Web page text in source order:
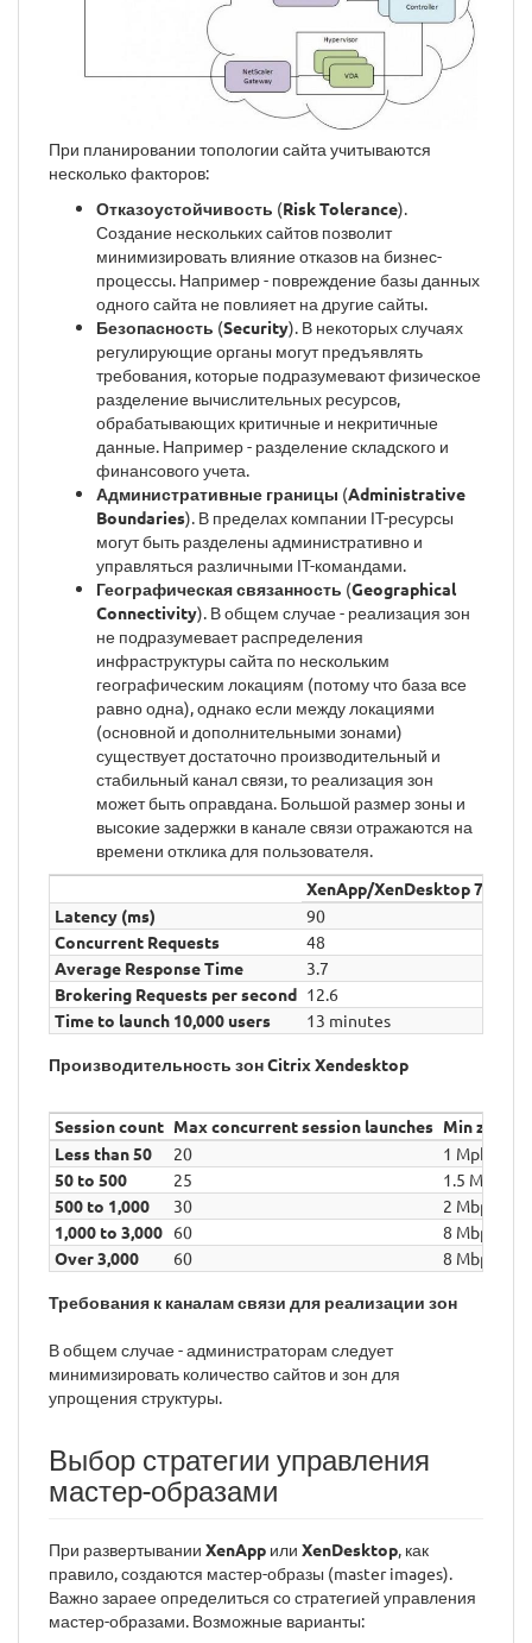
При планировании топологии сайта учитываются
несколько факторов:
Отказоустойчивость (Risk Tolerance).
Создание нескольких сайтов позволит
минимизировать влияние отказов на бизнес-
процессы. Например - повреждение базы данных
одного сайта не повлияет на другие сайты.
Безопасность (Security). В некоторых случаях
регулирующие органы могут предъявлять
требования, которые подразумевают физическое
разделение вычислительных ресурсов,
обрабатывающих критичные и некритичные
данные. Например - разделение складского и
финансового учета.
Административные границы (Administrative
Boundaries). В пределах компании IT-ресурсы
могут быть разделены административно и
управляться различными IT-командами.
Географическая связанность (Geographical
Connectivity). В общем случае - реализация зон
не подразумевает распределения
инфраструктуры сайта по нескольким
географическим локациям (потому что база все
равно одна), однако если между локациями
(основной и дополнительными зонами)
существует достаточно производительный и
стабильный канал связи, то реализация зон
может быть оправдана. Большой размер зоны и
высокие задержки в канале связи отражаются на
времени отклика для пользователя.
XenApp/XenDesktop 7.13
Latency (ms)
90
Concurrent Requests
48
Average Response Time
3.7
Brokering Requests per second 12.6
Time to launch 10,000 users
13 minutes
Производительность зон Citrix Xendesktop
Session count Max concurrent session launches Min zone-
Less than 50
20
1 Mpbs
50 to 500
25
1.5 Mbps
500 to 1,000
30
2 Mbps
1,000 to 3,000 60
8 Mbps
Over 3,000
60 8 Mbps
Требования к каналам связи для реализации зон
В общем случае - администраторам следует
минимизировать количество сайтов и зон для
упрощения структуры.
Выбор стратегии управления
мастер-образами
При развертывании XenApp или XenDesktop, как
правило, создаются мастер-образы (master images).
Важно зараее определиться со стратегией управления
мастер-образами. Возможные варианты: